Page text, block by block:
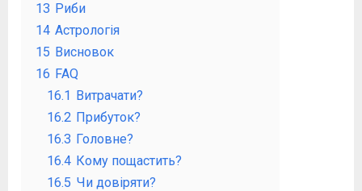
13 Риби
14 Астрологія
15 Висновок
16 FAQ
16.1 Витрачати?
16.2 Прибуток?
16.3 Головне?
16.4 Кому пощастить?
16.5 Чи довіряти?